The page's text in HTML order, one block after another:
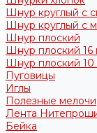
Шнур круглый с
Шнур круглый с
Шнур плоский
Шнур плоский 16
Шнур плоский 10
Пуговицы
Иглы
Полезные мелочи
Лента
Бейка